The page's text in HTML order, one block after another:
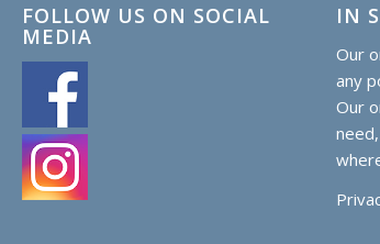
FOLLOW US ON SOCIAL
MEDIA
IN
Our
any
Our